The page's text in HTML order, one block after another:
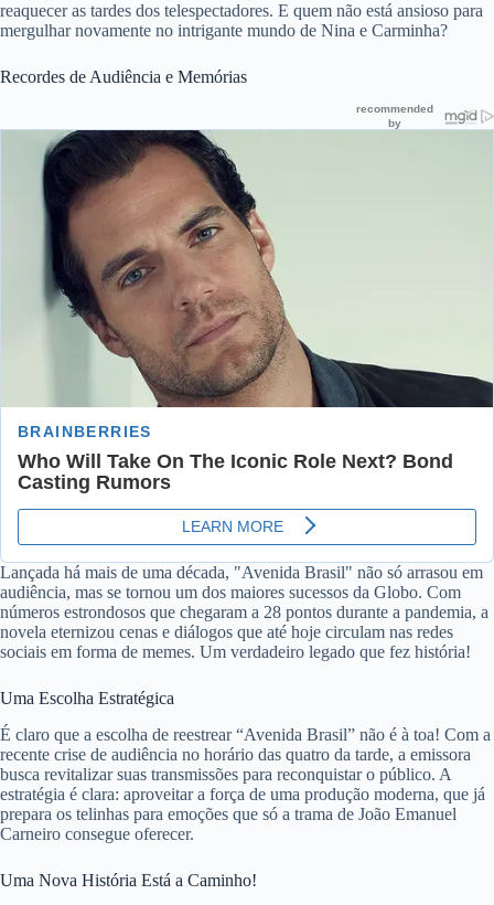
reaquecer as tardes dos telespectadores. E quem não está ansioso para
mergulhar novamente no intrigante mundo de Nina e Carminha?
Recordes de Audiência e Memórias
Lançada há mais de uma década, "Avenida Brasil" não só arrasou em
audiência, mas se tornou um dos maiores sucessos da Globo. Com
números estrondosos que chegaram a 28 pontos durante a pandemia, a
novela eternizou cenas e diálogos que até hoje circulam nas redes
sociais em forma de memes. Um verdadeiro legado que fez história!
Uma Escolha Estratégica
É claro que a escolha de reestrear “Avenida Brasil” não é à toa! Com a
recente crise de audiência no horário das quatro da tarde, a emissora
busca revitalizar suas transmissões para reconquistar o público. A
estratégia é clara: aproveitar a força de uma produção moderna, que já
prepara os telinhas para emoções que só a trama de João Emanuel
Carneiro consegue oferecer.
Uma Nova História Está a Caminho!